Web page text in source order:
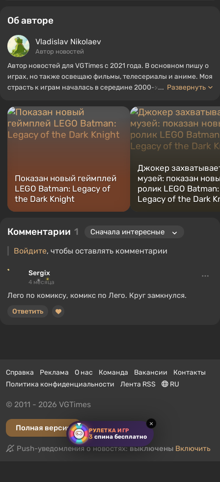
РУЛЕТКА ИГР
3 спина бесплатно
×
Об авторе
Vladislav Nikolaev
Автор новостей
Автор новостей для VGTimes с 2021 года. В основном пишу о
играх, но также освещаю фильмы, телесериалы и аниме. Моя
страсть к играм началась в середине 2000-х. Я в основном
моих любимых игр всех времен включают Fallout, Borderlands
и The Witcher.
... Развернуть
Показан новый геймплей
LEGO Batman: Legacy of
the Dark Knight
Джокер
музей: показан
ролик LEGO Batman:
Legacy of the Dark
Комментарии 1
Войдите, чтобы оставлять комментарии
Sergix
4 месяца
Лего по комиксу, комикс по Лего. Круг замкнулся.
Ответить
Справка Реклама О нас Команда Вакансии
Контакты
Политика конфиденциальности
Лента RSS RU
© 2011 - 2026 VGTimes
Полная версия
Push-уведомления о новостях:выключены Включить